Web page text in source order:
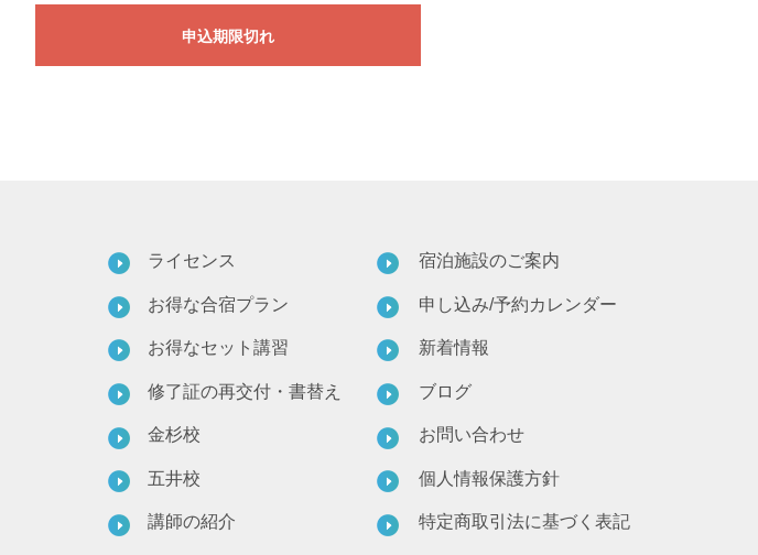
申込期限切れ
ライセンス
お得な合宿プラン
お得なセット講習
修了証の再交付・書替え
金杉校
五井校
講師の紹介
宿泊施設のご案内
申し込み/予約カレンダー
新着情報
ブログ
お問い合わせ
個人情報保護方針
特定商取引法に基づく表記